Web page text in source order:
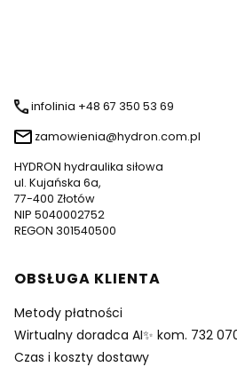
infolinia +48 67 350 53 69
zamowienia@hydron.com.pl
HYDRON hydraulika siłowa
ul. Kujańska 6a,
77-400 Złotów
NIP 5040002752
REGON 301540500
Linki w stopce
OBSŁUGA KLIENTA
Metody płatności
Wirtualny doradca AI✨ kom. 732
Czas i koszty dostawy